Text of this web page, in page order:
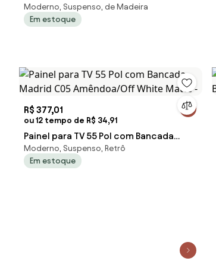
H01 Off White/Cinamomo - Mpozen
Moderno, Suspenso, de Madeira
Em estoque
R$ 377,01
ou 12 tempo de R$ 34,91
Painel para TV 55 Pol com Bancada
Madrid C05 Amêndoa/Off White Matte
-
Moderno, Suspenso, Retrô
Em estoque